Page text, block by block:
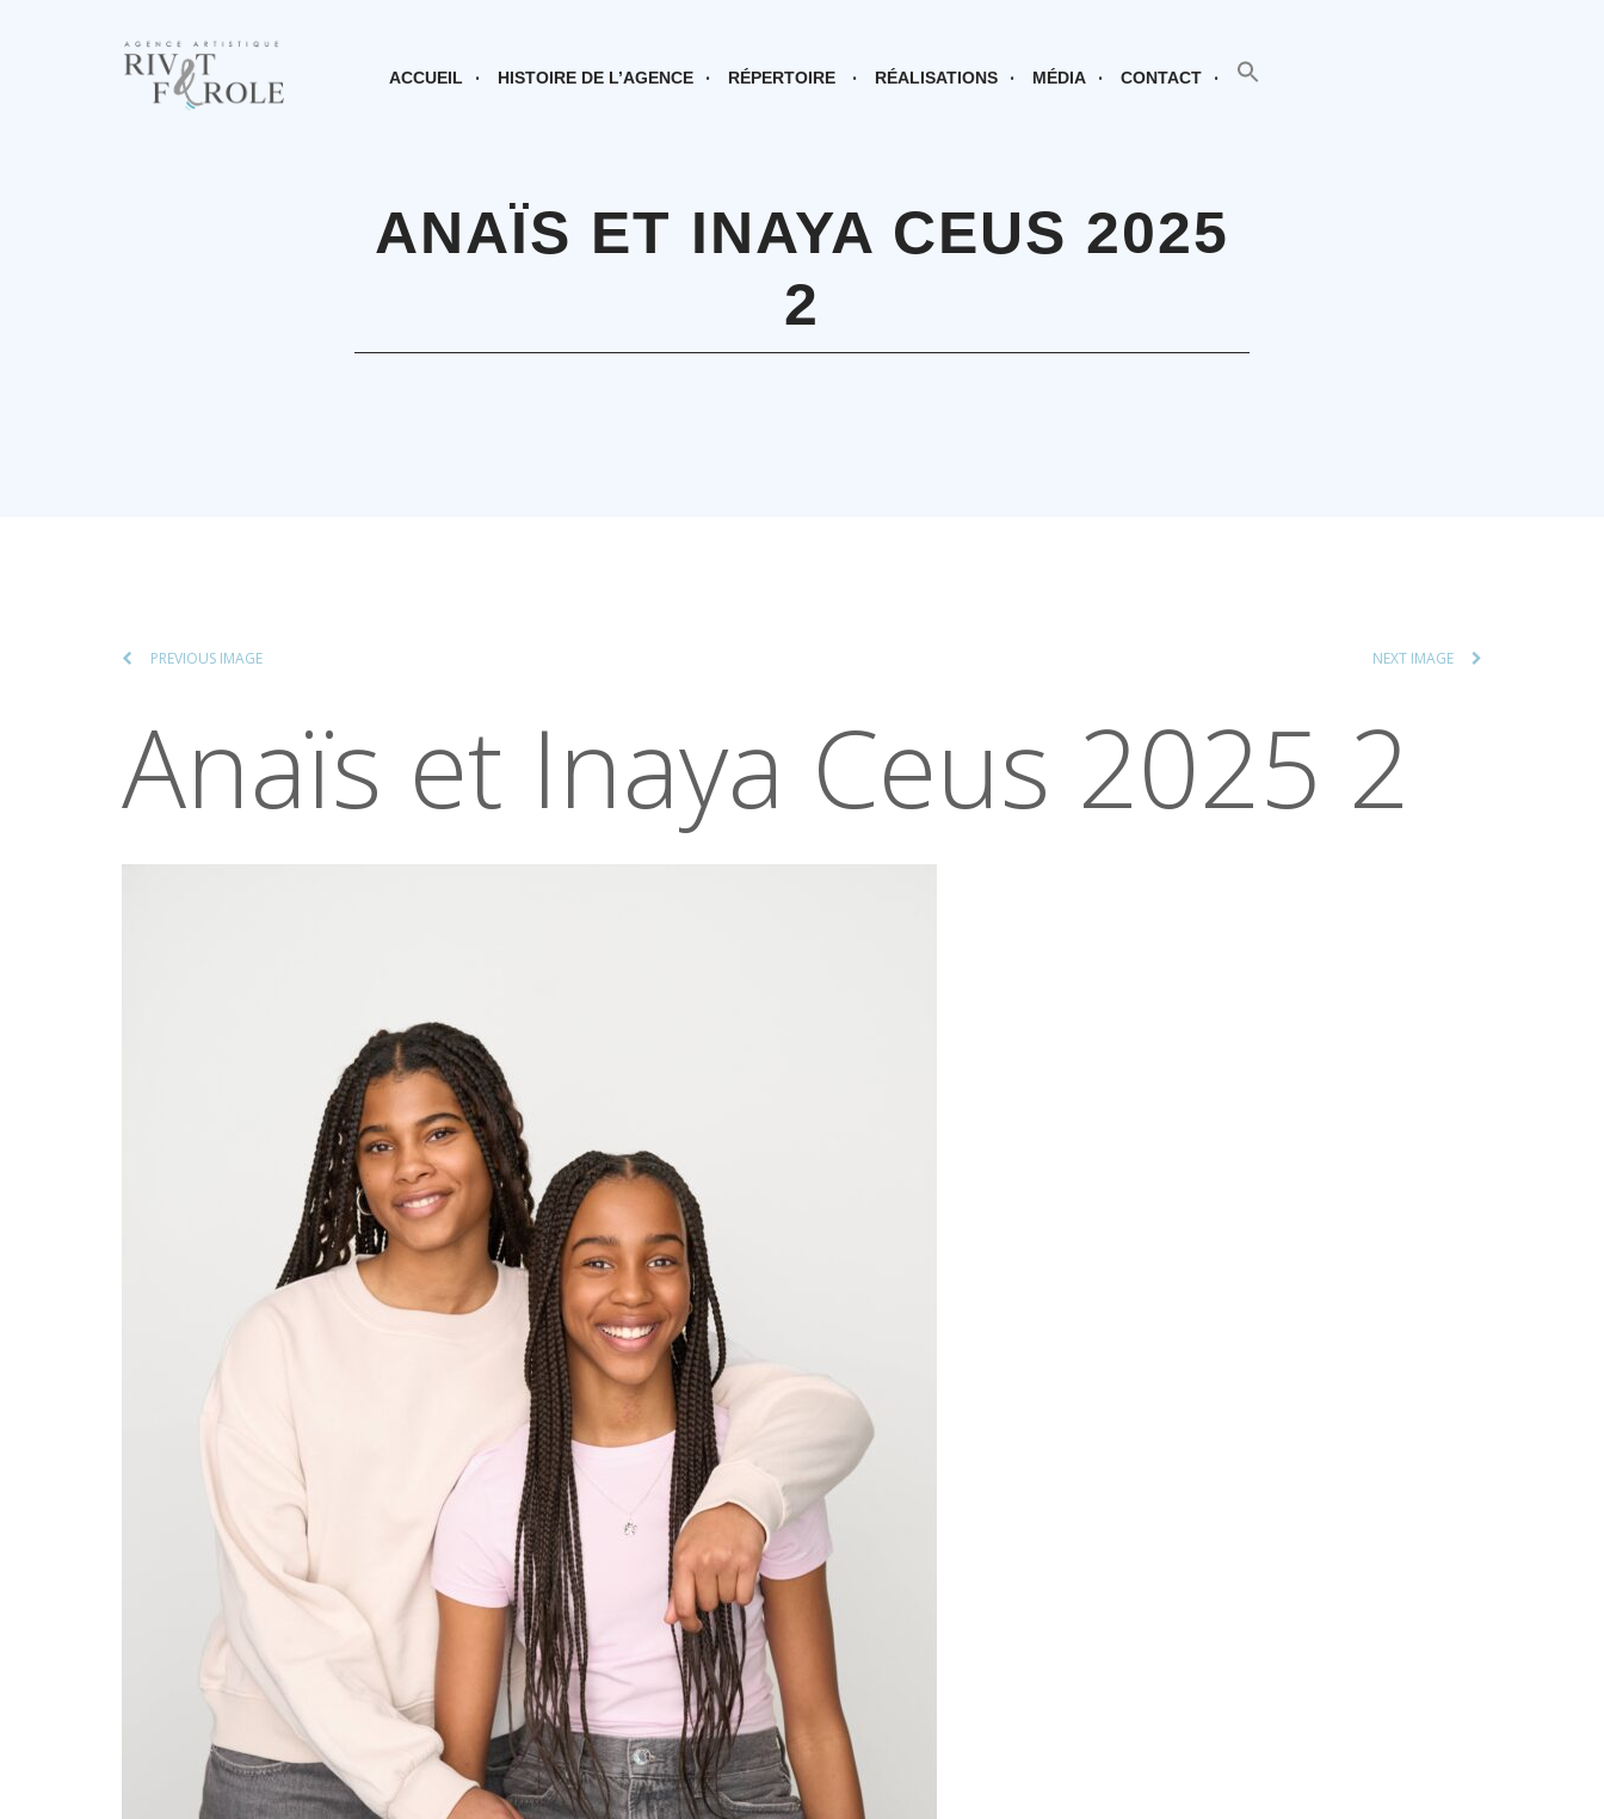
ACCUEIL HISTOIRE DE L’AGENCE RÉPERTOIRE RÉALISATIONS MÉDIA CONTACT
Search
for:
ANAÏS ET INAYA CEUS 2025
2
PREVIOUS IMAGE NEXT IMAGE
Anaïs et Inaya Ceus 2025 2